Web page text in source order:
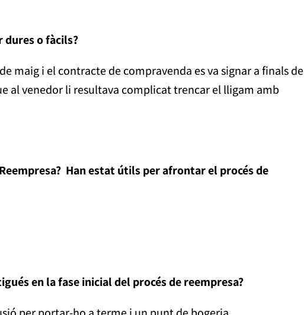
dures o fàcils?
maig i el contracte de compravenda es va signar a finals de
al venedor li resultava complicat trencar el lligam amb
Han estat útils per afrontar el procés de
en la fase inicial del procés de reempresa?